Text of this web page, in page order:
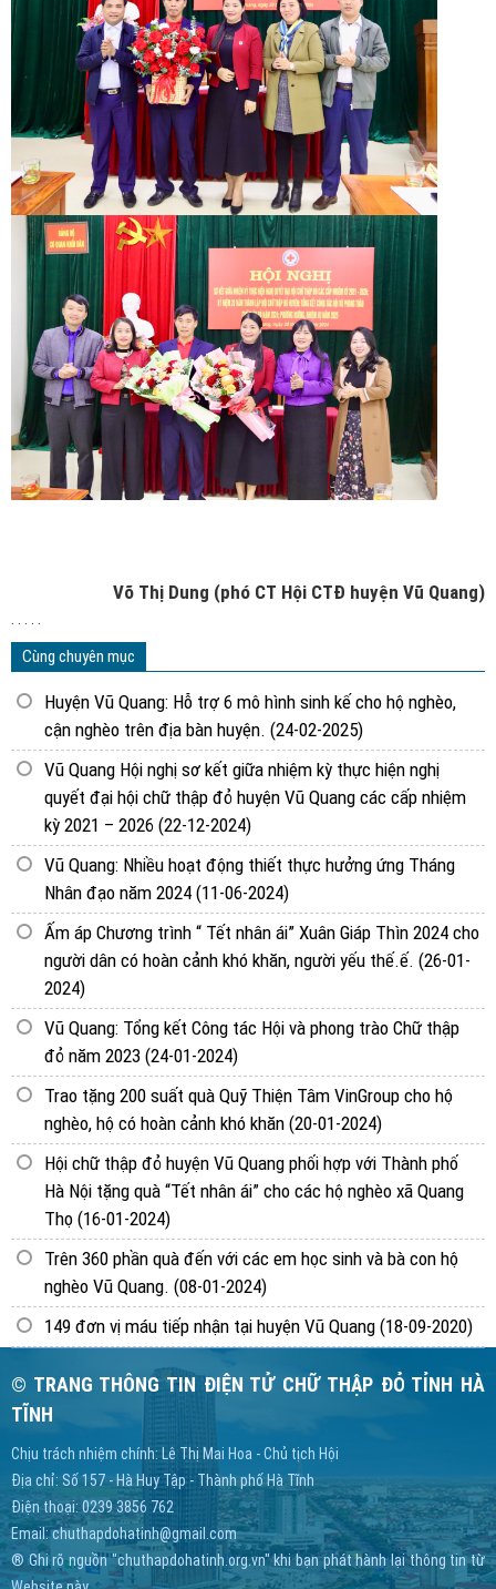
Võ Thị Dung (phó CT Hội CTĐ huyện Vũ Quang)
Cùng chuyên mục
Huyện Vũ Quang: Hỗ trợ 6 mô hình sinh kế cho hộ nghèo,
cận nghèo trên địa bàn huyện. (24-02-2025)
Vũ Quang Hội nghị sơ kết giữa nhiệm kỳ thực hiện nghị
quyết đại hội chữ thập đỏ huyện Vũ Quang các cấp nhiệm
kỳ 2021 – 2026 (22-12-2024)
Vũ Quang: Nhiều hoạt động thiết thực hưởng ứng Tháng
Nhân đạo năm 2024 (11-06-2024)
Ấm áp Chương trình “ Tết nhân ái” Xuân Giáp Thìn 2024 cho
người dân có hoàn cảnh khó khăn, người yếu thế.ế. (26-01-
2024)
Vũ Quang: Tổng kết Công tác Hội và phong trào Chữ thập
đỏ năm 2023 (24-01-2024)
Trao tặng 200 suất quà Quỹ Thiện Tâm VinGroup cho hộ
nghèo, hộ có hoàn cảnh khó khăn (20-01-2024)
Hội chữ thập đỏ huyện Vũ Quang phối hợp với Thành phố
Hà Nội tặng quà “Tết nhân ái” cho các hộ nghèo xã Quang
Thọ (16-01-2024)
Trên 360 phần quà đến với các em học sinh và bà con hộ
nghèo Vũ Quang. (08-01-2024)
149 đơn vị máu tiếp nhận tại huyện Vũ Quang (18-09-2020)
© TRANG THÔNG TIN ĐIỆN TỬ CHỮ THẬP ĐỎ TỈNH HÀ
TĨNH
Chịu trách nhiệm chính: Lê Thị Mai Hoa - Chủ tịch Hội
Địa chỉ: Số 157 - Hà Huy Tập - Thành phố Hà Tĩnh
Điện thoại: 0239 3856 762
Email:chuthapdohatinh@gmail.com
® Ghi rõ nguồn "chuthapdohatinh.org.vn" khi bạn phát hành lại thông tin từ